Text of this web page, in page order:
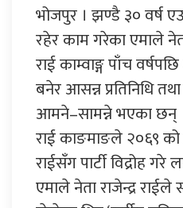
भोजपुर । झण्डै ३० वर्ष
रहेर काम गरेका एमाले
राई काम्वाङ्ग पाँच
बनेर आसन्न प्रतिनिधि
आमने–सामन्ने भएका छन्
राई काङमाङले २०६९
राईसँग पार्टी विद्रोह
एमाले नेता राजेन्द्र राईले